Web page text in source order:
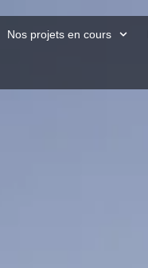
Nos projets en cours